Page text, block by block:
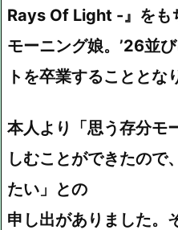
Rays Of Light -』をも
モーニング娘。’26並
トを卒業することとな
本人より「思う存分モ
しむことができたので
たい」との
申し出がありました。